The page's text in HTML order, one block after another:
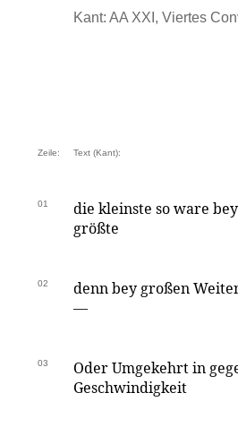
Kant: AA XXI, Viertes
Zeile: Text (Kant):
01
die kleinste so ware
größte
02
denn bey großen
—
03
Oder Umgekehrt in
Geschwindigkeit